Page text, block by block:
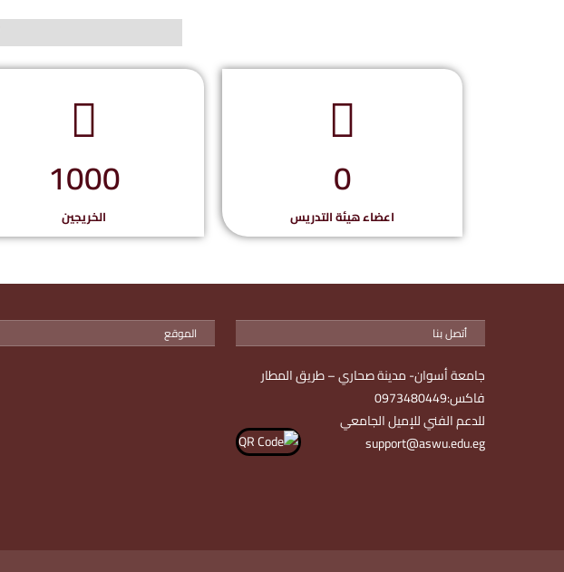
1000
الخريجين
0
اعضاء هيئة التدريس
الموقع أتصل بنا
جامعة أسوان- مدينة صحاري – طريق المطار
فاكس:0973480449
للدعم الفني للإميل الجامعي
support@aswu.edu.eg